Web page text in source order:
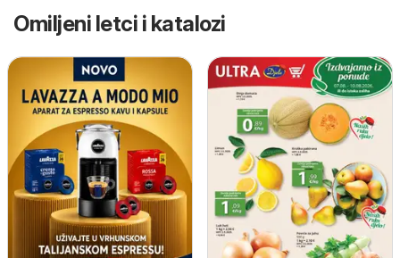
Omiljeni letci i katalozi